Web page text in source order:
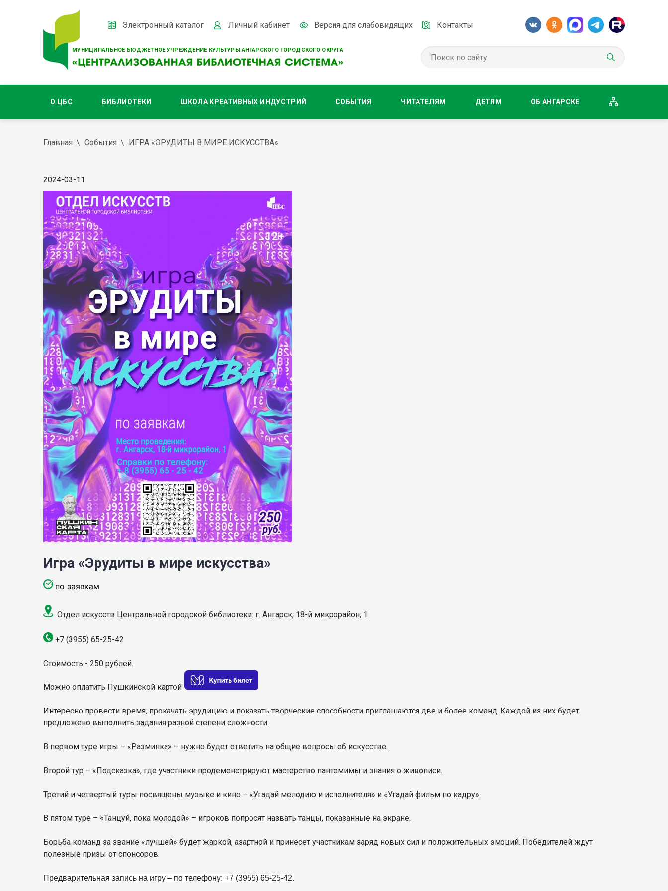
МУНИЦИПАЛЬНОЕ БЮДЖЕТНОЕ УЧРЕЖДЕНИЕ КУЛЬТУРЫ АНГАРСКОГО ГОРОДСКОГО ОКРУГА
Электронный каталог Личный кабинет Версия для слабовидящих Контакты
О ЦБС БИБЛИОТЕКИ ШКОЛА КРЕАТИВНЫХ ИНДУСТРИЙ СОБЫТИЯ ЧИТАТЕЛЯМ ДЕТЯМ ОБ АНГАРСКЕ
Главная События ИГРА «ЭРУДИТЫ В МИРЕ ИСКУССТВА»
2024-03-11
Игра «Эрудиты в мире искусства»
по заявкам
Отдел искусств Центральной городской библиотеки: г. Ангарск, 18-й микрорайон, 1
+7 (3955) 65-25-42
Стоимость - 250 рублей.
Можно оплатить Пушкинской картой
Интересно провести время, прокачать эрудицию и показать творческие способности приглашаются две и более команд. Каждой из них будет
предложено выполнить задания разной степени сложности.
В первом туре игры – «Разминка» – нужно будет ответить на общие вопросы об искусстве.
Второй тур – «Подсказка», где участники продемонстрируют мастерство пантомимы и знания о живописи.
Третий и четвертый туры посвящены музыке и кино – «Угадай мелодию и исполнителя» и «Угадай фильм по кадру».
В пятом туре – «Танцуй, пока молодой» – игроков попросят назвать танцы, показанные на экране.
Борьба команд за звание «лучшей» будет жаркой, азартной и принесет участникам заряд новых сил и положительных эмоций. Победителей ждут
полезные призы от спонсоров.
Предварительная запись на игру – по телефону: +7 (3955) 65-25-42.